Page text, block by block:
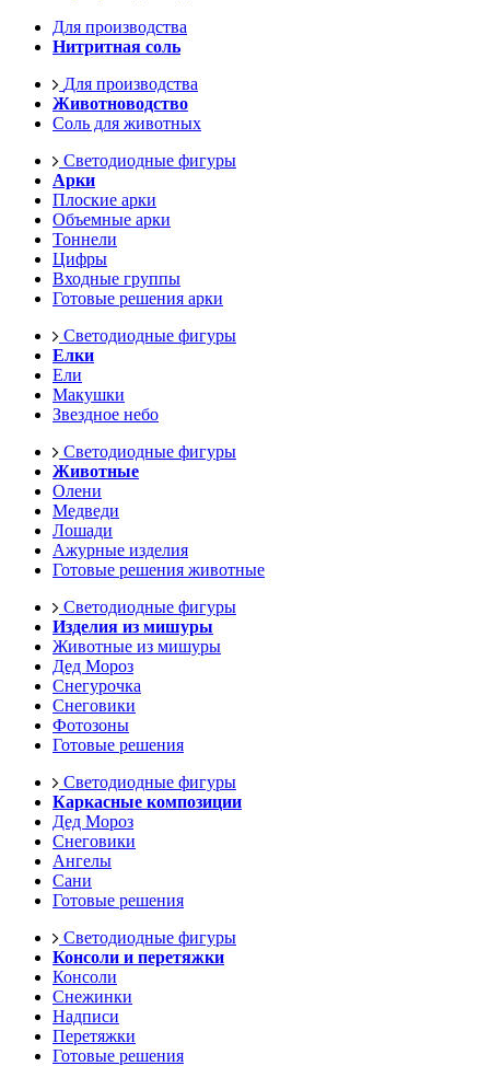
Для производства
Нитритная соль
Для производства
Животноводство
Соль для животных
Светодиодные фигуры
Арки
Плоские арки
Объемные арки
Тоннели
Цифры
Входные группы
Готовые решения арки
Светодиодные фигуры
Елки
Ели
Макушки
Звездное небо
Светодиодные фигуры
Животные
Олени
Медведи
Лошади
Ажурные изделия
Готовые решения животные
Светодиодные фигуры
Изделия из мишуры
Животные из мишуры
Дед Мороз
Снегурочка
Снеговики
Фотозоны
Готовые решения
Светодиодные фигуры
Каркасные композиции
Дед Мороз
Снеговики
Ангелы
Сани
Готовые решения
Светодиодные фигуры
Консоли и перетяжки
Консоли
Снежинки
Надписи
Перетяжки
Готовые решения